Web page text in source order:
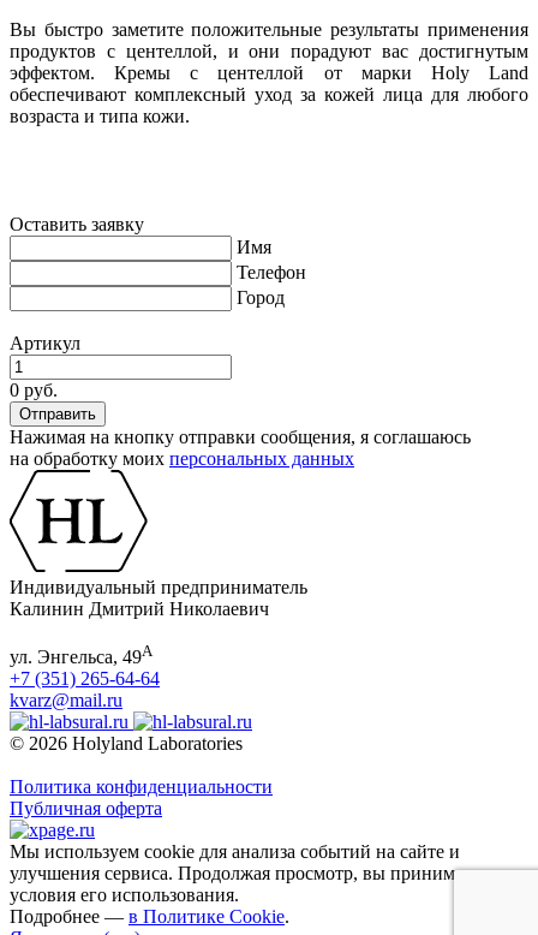
Вы быстро заметите положительные результаты применения
продуктов с центеллой, и они порадуют вас достигнутым
эффектом. Кремы с центеллой от марки Holy Land
обеспечивают комплексный уход за кожей лица для любого
возраста и типа кожи.
Оставить заявку
Имя
Телефон
Город
Артикул
0 руб.
Нажимая на кнопку отправки сообщения, я соглашаюсь
на обработку моих персональных данных
Индивидуальный предприниматель
Калинин Дмитрий Николаевич
ул. Энгельса, 49А
+7 (351) 265-64-64
kvarz@mail.ru
© 2026 Holyland Laboratories
Политика конфиденциальности
Публичная оферта
Мы используем cookie для анализа событий на сайте и
улучшения сервиса. Продолжая просмотр, вы принимаете
условия его использования.
Подробнее — в Политике Cookie.